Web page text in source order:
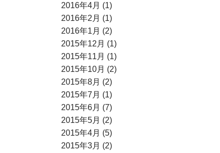
2016年4月 (1)
2016年2月 (1)
2016年1月 (2)
2015年12月 (1)
2015年11月 (1)
2015年10月 (2)
2015年8月 (2)
2015年7月 (1)
2015年6月 (7)
2015年5月 (2)
2015年4月 (5)
2015年3月 (2)